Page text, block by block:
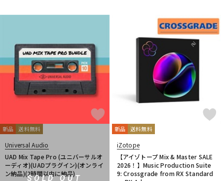
SOLD OUT
新品 送料無料
Universal Audio
UAD Mix Tape Pro (ユニバーサルオ
ーディオ)(UADプラグイン)(オンライ
ン納品)(2時間以内に納品)
新品 送料無料
iZotope
【アイゾトープ Mix & Master SALE
2026！】Music Production Suite
9: Crossgrade from RX Standard